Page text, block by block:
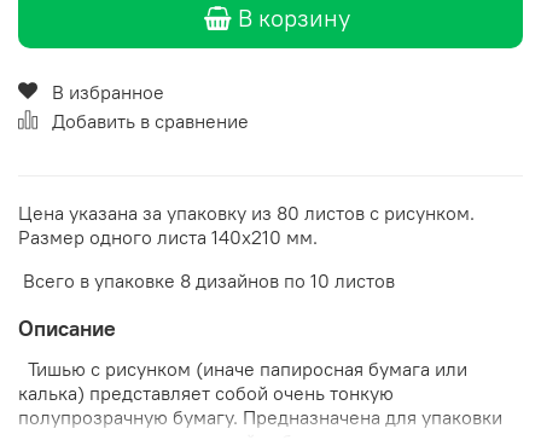
В корзину
В избранное
Добавить в сравнение
Цена указана за упаковку из 80 листов с рисунком.
Размер одного листа 140х210 мм.
Всего в упаковке 8 дизайнов по 10 листов
Описание
Тишью с рисунком (иначе папиросная бумага или
калька) представляет собой очень тонкую
полупрозрачную бумагу. Предназначена для упаковки